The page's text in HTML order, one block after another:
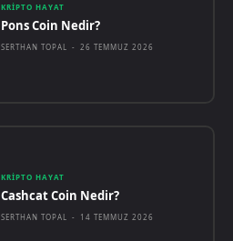
KRIPTO HAYAT
Pons Coin Nedir?
SERTHAN TOPAL - 26 TEMMUZ 2026
KRIPTO HAYAT
Cashcat Coin Nedir?
SERTHAN TOPAL - 14 TEMMUZ 2026